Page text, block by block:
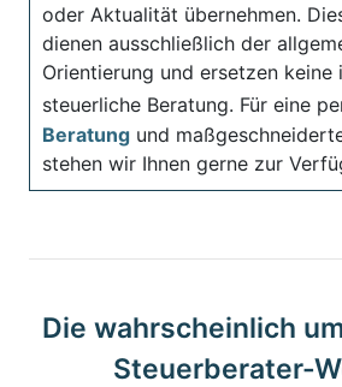
oder Aktualität übernehmen.
dienen ausschließlich der
Orientierung und ersetzen keine
steuerliche Beratung. Für eine
Beratung und
stehen wir Ihnen gerne zur
Die wahrscheinlich
Steuerberater-